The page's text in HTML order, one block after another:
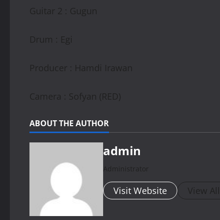
Guitar 2 : Gugun
Drum : Egi
Producer : Hamdi Irawan
Camera : Sofyan (RED)
ABOUT THE AUTHOR
admin
Administrator
Visit Website View